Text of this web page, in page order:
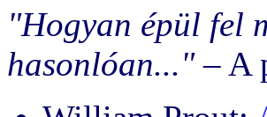
"Hogyan épül fel
hasonlóan..."– A